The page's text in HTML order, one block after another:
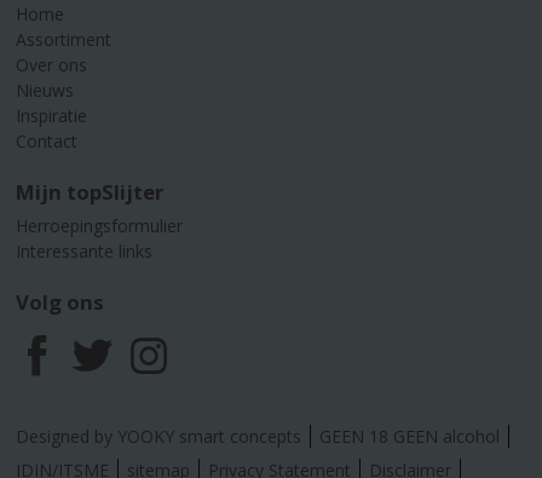
Home
Assortiment
Over ons
Nieuws
Inspiratie
Contact
Mijn topSlijter
Herroepingsformulier
Interessante links
Volg ons
F
a
T
w
I
n
Designed by YOOKY smart concepts
GEEN 18 GEEN alcohol
IDIN/ITSME
sitemap Privacy Statement Disclaimer